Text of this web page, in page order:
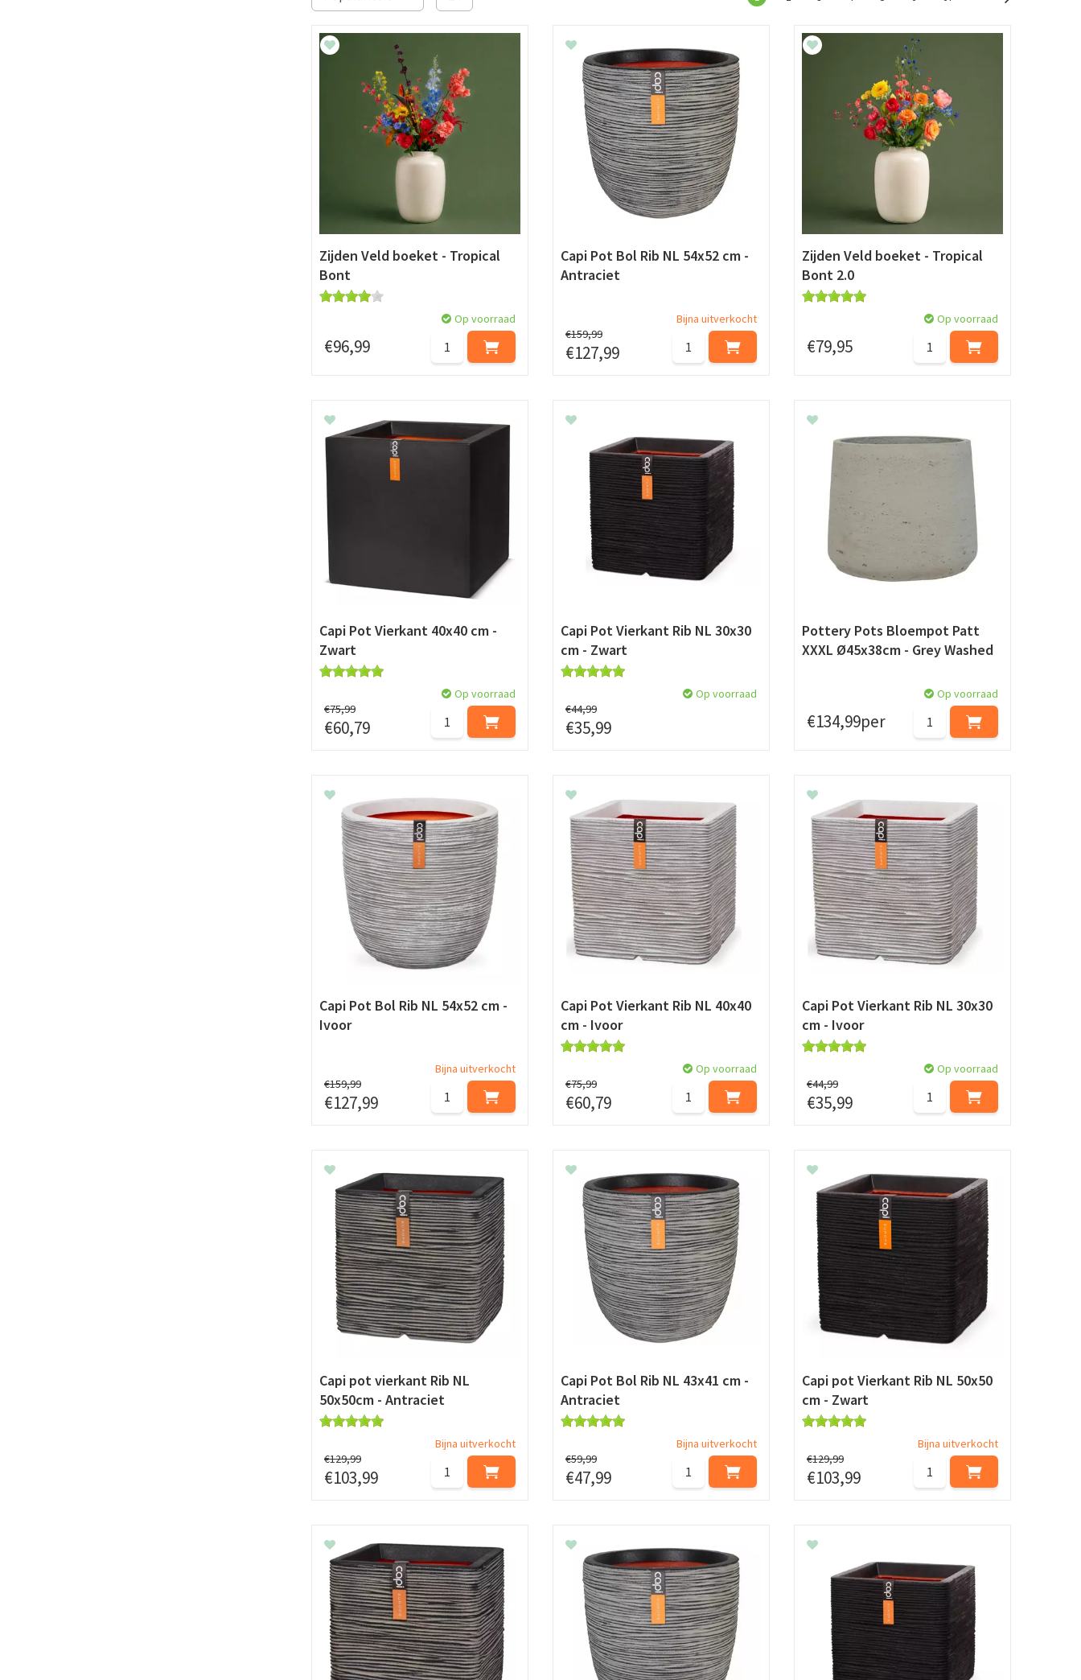
Zijden Veld boeket - Tropical
Bont
€96,99
Op voorraad
Capi Pot Bol Rib NL 54x52 cm -
Antraciet
€159,99
€127,99
Bijna uitverkocht
Zijden Veld boeket - Tropical
Bont 2.0
€79,95
Op voorraad
Capi Pot Vierkant 40x40 cm -
Zwart
€75,99
€60,79
Op voorraad
Capi Pot Vierkant Rib NL 30x30
cm - Zwart
€44,99
€35,99
Op voorraad
Pottery Pots Bloempot Patt
XXXL Ø45x38cm - Grey Washed
€134,99per
Op voorraad
Capi Pot Bol Rib NL 54x52 cm -
Ivoor
€159,99
€127,99
Bijna uitverkocht
Capi Pot Vierkant Rib NL 40x40
cm - Ivoor
€75,99
€60,79
Op voorraad
Capi Pot Vierkant Rib NL 30x30
cm - Ivoor
€44,99
€35,99
Op voorraad
Capi pot vierkant Rib NL
50x50cm - Antraciet
€129,99
€103,99
Bijna uitverkocht
Capi Pot Bol Rib NL 43x41 cm -
Antraciet
€59,99
€47,99
Bijna uitverkocht
Capi pot Vierkant Rib NL 50x50
cm - Zwart
€129,99
€103,99
Bijna uitverkocht